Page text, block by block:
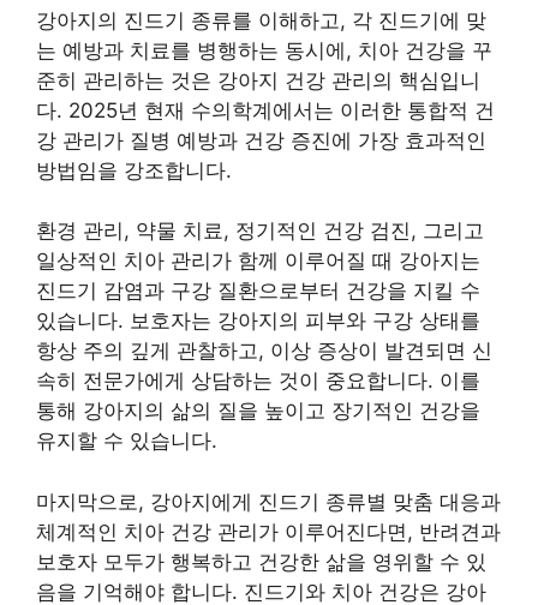
강아지의 진드기 종류를 이해하고, 각 진드기에 맞
는 예방과 치료를 병행하는 동시에, 치아 건강을 꾸
준히 관리하는 것은 강아지 건강 관리의 핵심입니
다. 2025년 현재 수의학계에서는 이러한 통합적 건
강 관리가 질병 예방과 건강 증진에 가장 효과적인
방법임을 강조합니다.
환경 관리, 약물 치료, 정기적인 건강 검진, 그리고
일상적인 치아 관리가 함께 이루어질 때 강아지는
진드기 감염과 구강 질환으로부터 건강을 지킬 수
있습니다. 보호자는 강아지의 피부와 구강 상태를
항상 주의 깊게 관찰하고, 이상 증상이 발견되면 신
속히 전문가에게 상담하는 것이 중요합니다. 이를
통해 강아지의 삶의 질을 높이고 장기적인 건강을
유지할 수 있습니다.
마지막으로, 강아지에게 진드기 종류별 맞춤 대응과
체계적인 치아 건강 관리가 이루어진다면, 반려견과
보호자 모두가 행복하고 건강한 삶을 영위할 수 있
음을 기억해야 합니다. 진드기와 치아 건강은 강아